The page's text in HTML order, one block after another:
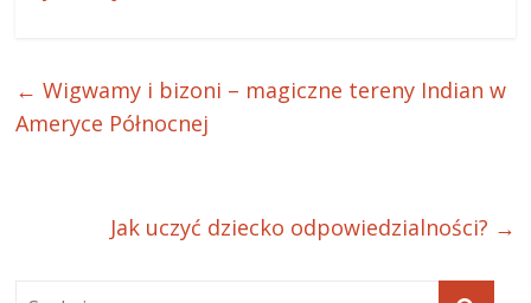
← Wigwamy i bizoni – magiczne tereny Indian w
Ameryce Północnej
Jak uczyć dziecko odpowiedzialności? →